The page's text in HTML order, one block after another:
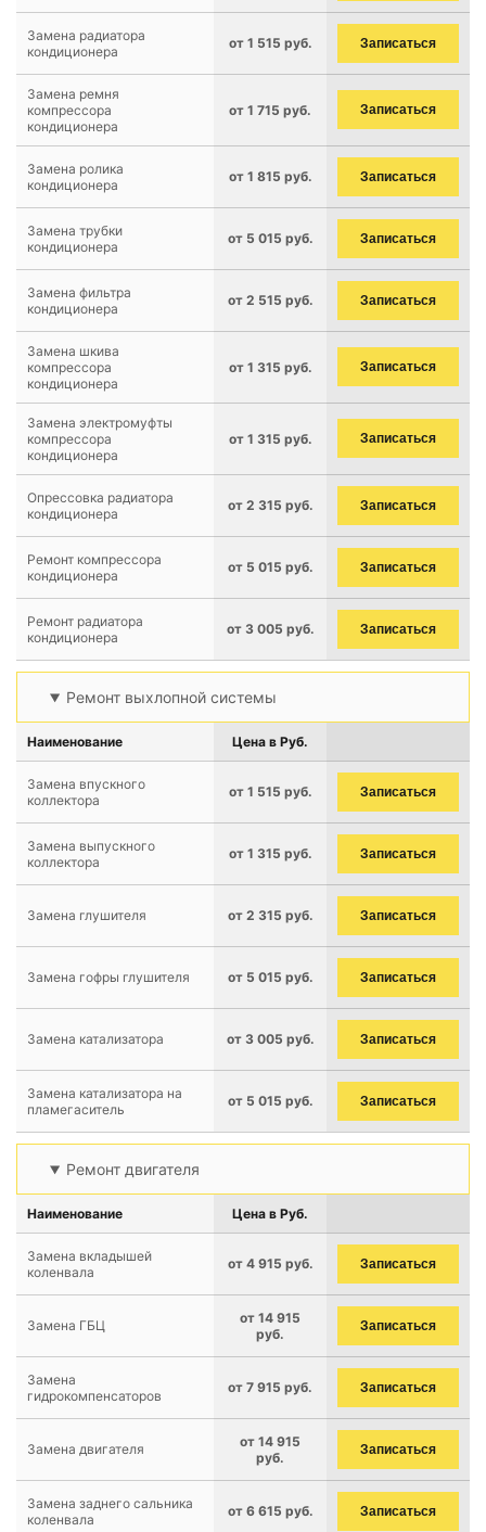
Замена радиатора
кондиционера
от 1 515 руб. Записаться
Замена ремня
компрессора
кондиционера
от 1 715 руб. Записаться
Замена ролика
кондиционера
от 1 815 руб. Записаться
Замена трубки
кондиционера
от 5 015 руб. Записаться
Замена фильтра
кондиционера
от 2 515 руб. Записаться
Замена шкива
компрессора
кондиционера
от 1 315 руб. Записаться
Замена электромуфты
компрессора
кондиционера
от 1 315 руб. Записаться
Опрессовка радиатора
кондиционера
от 2 315 руб. Записаться
Ремонт компрессора
кондиционера
от 5 015 руб. Записаться
Ремонт радиатора
кондиционера
от 3 005 руб. Записаться
Ремонт выхлопной системы
Наименование Цена в Руб.
Замена впускного
коллектора
от 1 515 руб. Записаться
Замена выпускного
коллектора
от 1 315 руб. Записаться
Замена глушителя от 2 315 руб. Записаться
Замена гофры глушителя от 5 015 руб. Записаться
Замена катализатора от 3 005 руб. Записаться
Замена катализатора на
пламегаситель
от 5 015 руб. Записаться
Ремонт двигателя
Наименование Цена в Руб.
Замена вкладышей
коленвала
от 4 915 руб. Записаться
Замена ГБЦ
от 14 915
руб.
Записаться
Замена
гидрокомпенсаторов
от 7 915 руб. Записаться
Замена двигателя
от 14 915
руб.
Записаться
Замена заднего сальника
коленвала
от 6 615 руб. Записаться